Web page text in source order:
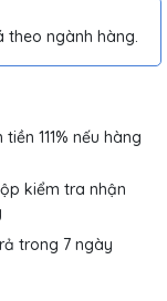
theo ngành hàng.
tiền 111% nếu hàng
kiểm tra nhận
trong 7 ngày